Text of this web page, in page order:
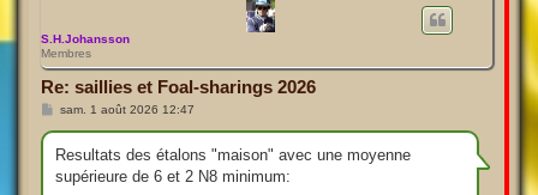
S.H.Johansson
Membres
Re: saillies et Foal-sharings 2026
M
s
g
sam. 1 août 2026 12:47
Resultats des étalons "maison" avec une moyenne
supérieure de 6 et 2 N8 minimum: